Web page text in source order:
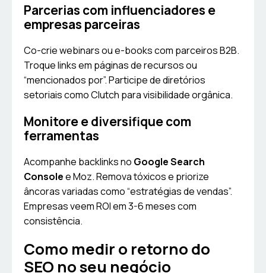
Parcerias com influenciadores e
empresas parceiras
Co-crie webinars ou e-books com parceiros B2B.
Troque links em páginas de recursos ou
“mencionados por”. Participe de diretórios
setoriais como Clutch para visibilidade orgânica.
Monitore e diversifique com
ferramentas
Acompanhe backlinks no Google Search
Consolee Moz. Remova tóxicos e priorize
âncoras variadas como “estratégias de vendas”.
Empresas veem ROI em 3-6 meses com
consistência.
Como medir o retorno do
SEO no seu negócio